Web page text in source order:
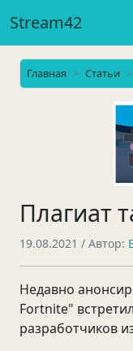
Stream42
Главная Статьи
Плагиат
19.08.2021 / Автор:
Недавно
Fortnite"
разработчиков